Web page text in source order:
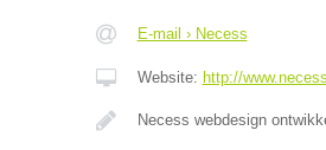
E-mail › Necess
Website: http://
Necess webdesign